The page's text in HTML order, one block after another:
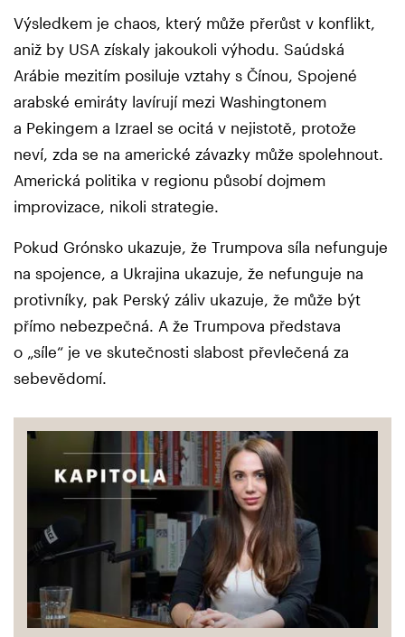
Výsledkem je chaos, který může přerůst v konflikt,
aniž by USA získaly jakoukoli výhodu. Saúdská
Arábie mezitím posiluje vztahy s Čínou, Spojené
arabské emiráty lavírují mezi Washingtonem
a Pekingem a Izrael se ocitá v nejistotě, protože
neví, zda se na americké závazky může spolehnout.
Americká politika v regionu působí dojmem
improvizace, nikoli strategie.
Pokud Grónsko ukazuje, že Trumpova síla nefunguje
na spojence, a Ukrajina ukazuje, že nefunguje na
protivníky, pak Perský záliv ukazuje, že může být
přímo nebezpečná. A že Trumpova představa
o „síle“ je ve skutečnosti slabost převlečená za
sebevědomí.